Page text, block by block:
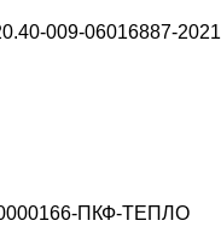
009-06016887-2021
ПКФ-ТЕПЛО